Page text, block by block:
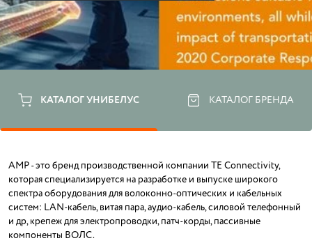
КАТАЛОГ УНИБЕЛУС КАТАЛОГ БРЕНДА
AMP - это бренд производственной компании TE Connectivity,
которая специализируется на разработке и выпуске широкого
спектра оборудования для волоконно-оптических и кабельных
систем: LAN-кабель, витая пара, аудио-кабель, силовой телефонный
и др, крепеж для электропроводки, патч-корды, пассивные
компоненты ВОЛС.